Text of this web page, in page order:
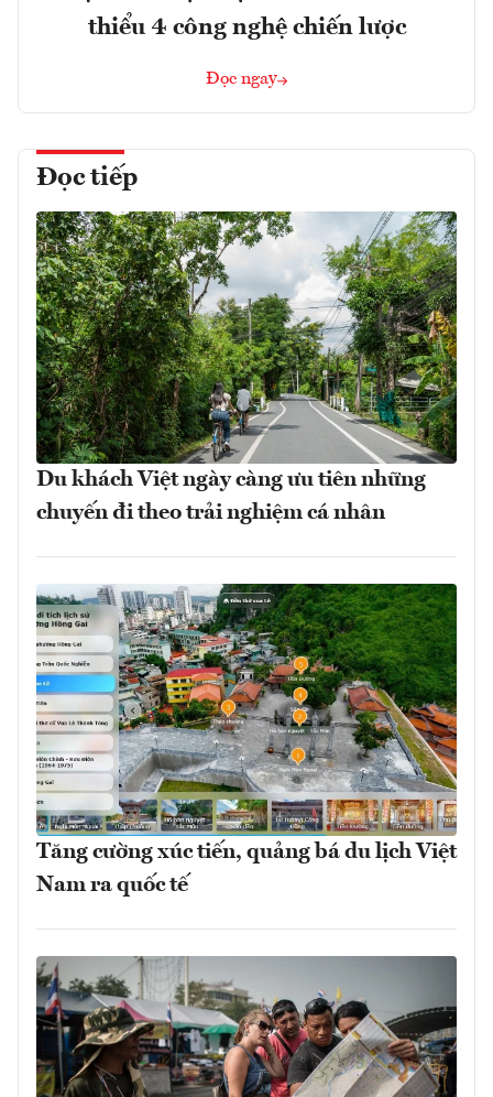
thiểu 4 công nghệ chiến lược
Đọc ngay
Đọc tiếp
Du khách Việt ngày càng ưu tiên những
chuyến đi theo trải nghiệm cá nhân
Tăng cường xúc tiến, quảng bá du lịch Việt
Nam ra quốc tế